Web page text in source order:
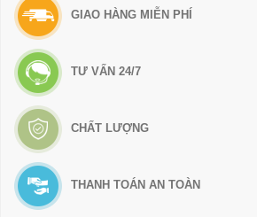
GIAO HÀNG MIỄN PHÍ
TƯ VẤN 24/7
CHẤT LƯỢNG
THANH TOÁN AN TOÀN